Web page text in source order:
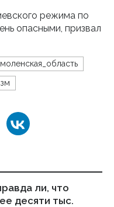
режима по
опасными, призвал
ли, что
десяти тыс.